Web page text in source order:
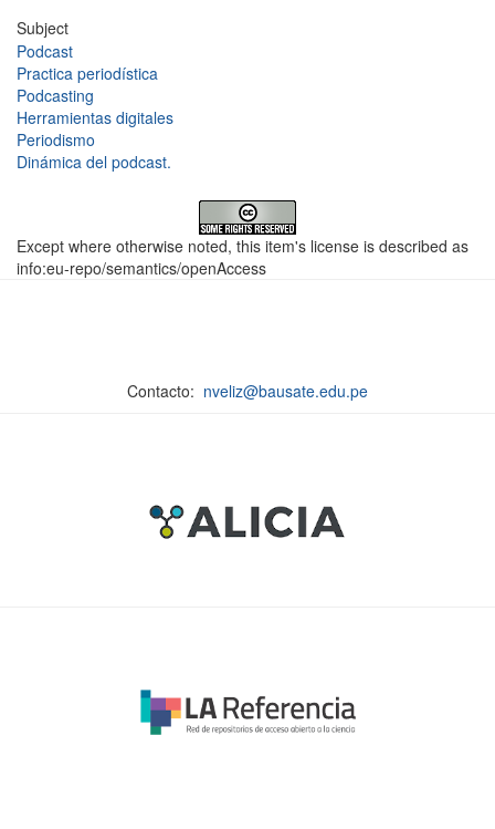
Subject
Podcast
Practica periodística
Podcasting
Herramientas digitales
Periodismo
Dinámica del podcast.
Except where otherwise noted, this item's license is described as
info:eu-repo/semantics/openAccess
Contacto: nveliz@bausate.edu.pe